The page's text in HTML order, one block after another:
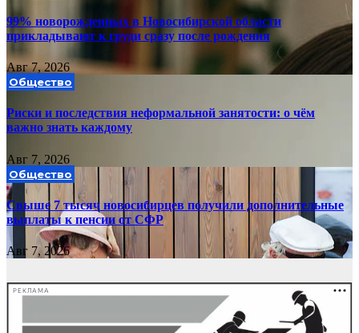
99% новорожденных в Новосибирской области
прикладывают к груди сразу после рождения
Авг 7, 2026
Общество
Риски и последствия неформальной занятости: о чём
важно знать каждому
Авг 7, 2026
Общество
Свыше 7 тысяч новосибирцев получили дополнительные
выплаты к пенсии от СФР
Авг 7, 2026
РЕКЛАМА